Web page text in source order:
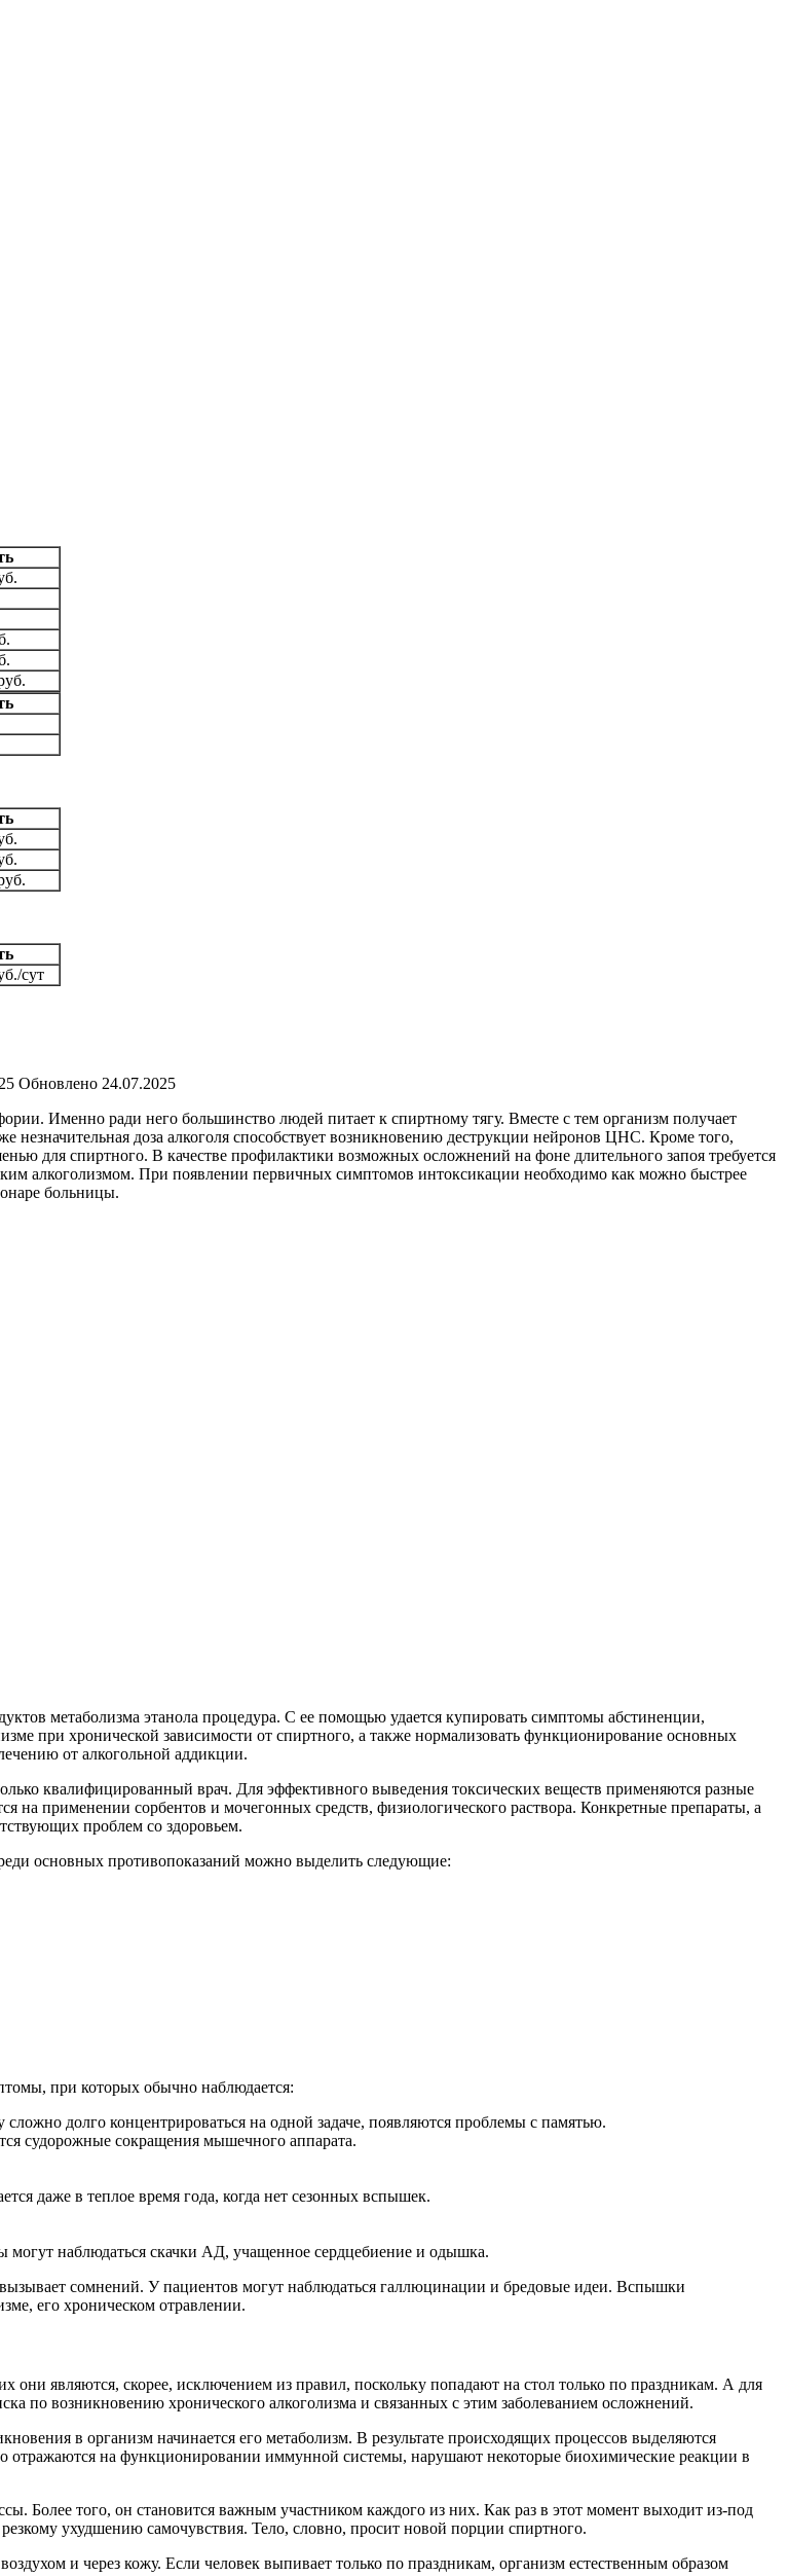
сут
Обновлено 24.07.2025
Именно ради него большинство людей питает к спиртному тягу. Вместе с тем организм получает
незначительная доза алкоголя способствует возникновению деструкции нейронов ЦНС. Кроме того,
для спиртного. В качестве профилактики возможных осложнений на фоне длительного запоя требуется
алкоголизмом. При появлении первичных симптомов интоксикации необходимо как можно быстрее
больницы.
метаболизма этанола процедура. С ее помощью удается купировать симптомы абстиненции,
при хронической зависимости от спиртного, а также нормализовать функционирование основных
от алкогольной аддикции.
квалифицированный врач. Для эффективного выведения токсических веществ применяются разные
на применении сорбентов и мочегонных средств, физиологического раствора. Конкретные препараты, а
проблем со здоровьем.
основных противопоказаний можно выделить следующие:
при которых обычно наблюдается:
долго концентрироваться на одной задаче, появляются проблемы с памятью.
судорожные сокращения мышечного аппарата.
даже в теплое время года, когда нет сезонных вспышек.
могут наблюдаться скачки АД, учащенное сердцебиение и одышка.
сомнений. У пациентов могут наблюдаться галлюцинации и бредовые идеи. Вспышки
его хроническом отравлении.
являются, скорее, исключением из правил, поскольку попадают на стол только по праздникам. А для
по возникновению хронического алкоголизма и связанных с этим заболеванием осложнений.
в организм начинается его метаболизм. В результате происходящих процессов выделяются
отражаются на функционировании иммунной системы, нарушают некоторые биохимические реакции в
Более того, он становится важным участником каждого из них. Как раз в этот момент выходит из-под
ухудшению самочувствия. Тело, словно, просит новой порции спиртного.
и через кожу. Если человек выпивает только по праздникам, организм естественным образом